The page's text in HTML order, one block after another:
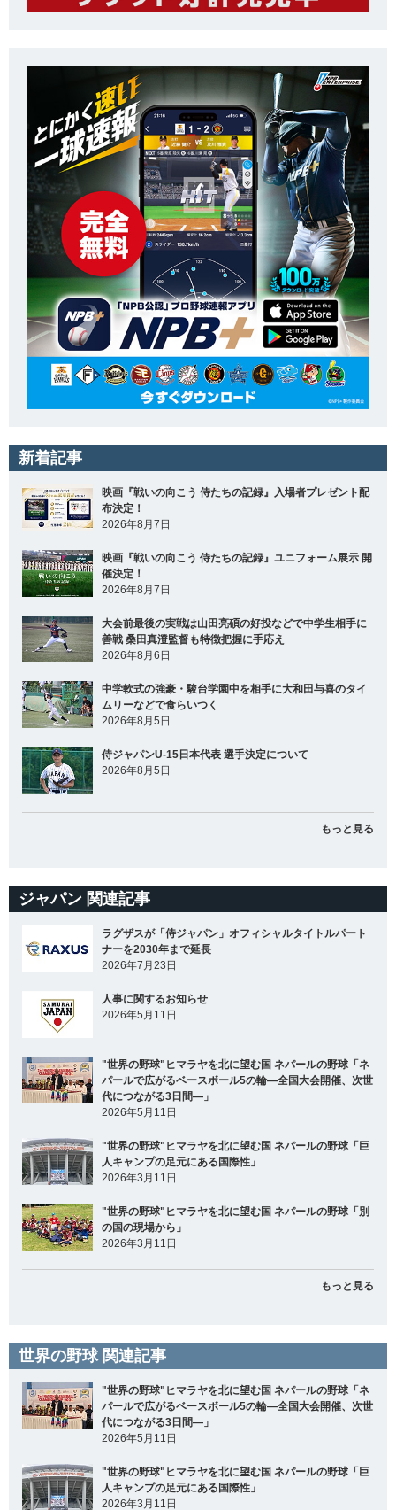
新着記事
映画『戦いの向こう 侍たちの記録』入場者プレゼント配
布決定！
2026年8月7日
映画『戦いの向こう 侍たちの記録』ユニフォーム展示 開
催決定！
2026年8月7日
大会前最後の実戦は山田亮碩の好投などで中学生相手に
善戦 桑田真澄監督も特徴把握に手応え
2026年8月6日
中学軟式の強豪・駿台学園中を相手に大和田与喜のタイ
ムリーなどで食らいつく
2026年8月5日
侍ジャパンU-15日本代表 選手決定について
2026年8月5日
もっと見る
ジャパン 関連記事
ラグザスが「侍ジャパン」オフィシャルタイトルパート
ナーを2030年まで延長
2026年7月23日
人事に関するお知らせ
2026年5月11日
"世界の野球"ヒマラヤを北に望む国 ネパールの野球「ネ
パールで広がるベースボール5の輪―全国大会開催、次世
代につながる3日間―」
2026年5月11日
"世界の野球"ヒマラヤを北に望む国 ネパールの野球「巨
人キャンプの足元にある国際性」
2026年3月11日
"世界の野球"ヒマラヤを北に望む国 ネパールの野球「別
の国の現場から」
2026年3月11日
もっと見る
世界の野球 関連記事
"世界の野球"ヒマラヤを北に望む国 ネパールの野球「ネ
パールで広がるベースボール5の輪―全国大会開催、次世
代につながる3日間―」
2026年5月11日
"世界の野球"ヒマラヤを北に望む国 ネパールの野球「巨
人キャンプの足元にある国際性」
2026年3月11日